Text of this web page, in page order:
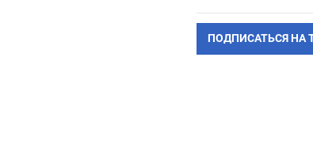
ПОДПИСАТЬСЯ НА